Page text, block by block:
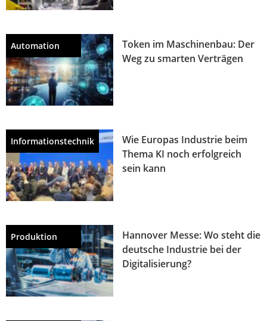
Automation
Token im Maschinenbau: Der
Weg zu smarten Verträgen
Informationstechnik
Wie Europas Industrie beim
Thema KI noch erfolgreich
sein kann
Produktion
Hannover Messe: Wo steht die
deutsche Industrie bei der
Digitalisierung?